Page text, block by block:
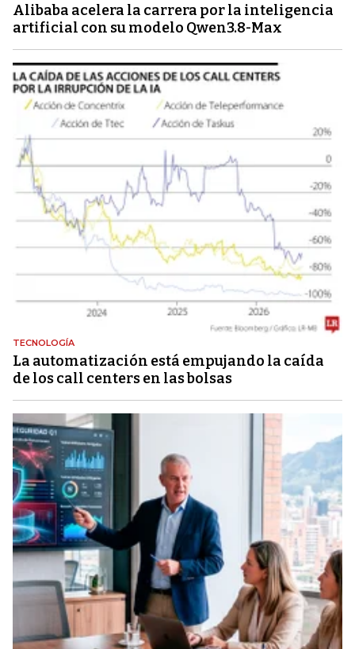
Alibaba acelera la carrera por la inteligencia
artificial con su modelo Qwen3.8-Max
TECNOLOGÍA
La automatización está empujando la caída
de los call centers en las bolsas